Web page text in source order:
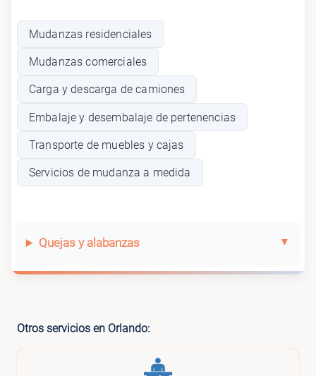
Mudanzas residenciales
Mudanzas comerciales
Carga y descarga de camiones
Embalaje y desembalaje de pertenencias
Transporte de muebles y cajas
Servicios de mudanza a medida
Quejas y alabanzas
Otros servicios en Orlando: